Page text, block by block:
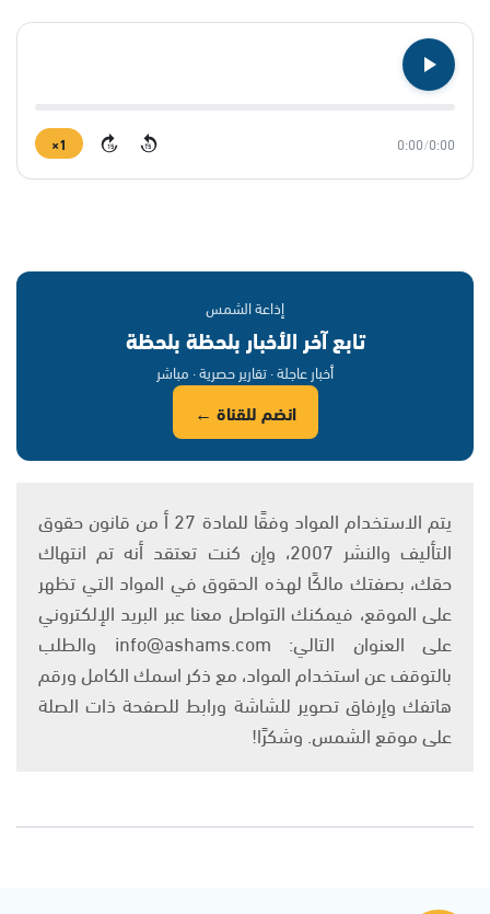
0:00
/
0:00
15
15
1×
إذاعة الشمس
تابع آخر الأخبار بلحظة بلحظة
أخبار عاجلة · تقارير حصرية · مباشر
انضم للقناة ←
يتم الاستخدام المواد وفقًا للمادة 27 أ من قانون حقوق
التأليف والنشر 2007، وإن كنت تعتقد أنه تم انتهاك
حقك، بصفتك مالكًا لهذه الحقوق في المواد التي تظهر
على الموقع، فيمكنك التواصل معنا عبر البريد الإلكتروني
على العنوان التالي: info@ashams.com والطلب
بالتوقف عن استخدام المواد، مع ذكر اسمك الكامل ورقم
هاتفك وإرفاق تصوير للشاشة ورابط للصفحة ذات الصلة
على موقع الشمس. وشكرًا!